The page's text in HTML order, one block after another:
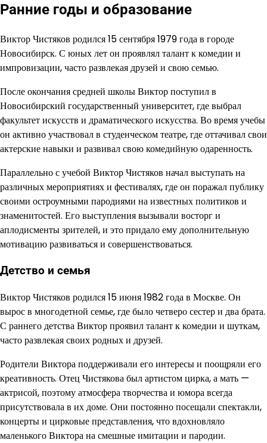
Ранние годы и образование
Виктор Чистяков родился 15 сентября 1979 года в городе
Новосибирск. С юных лет он проявлял талант к комедии и
импровизации, часто развлекая друзей и свою семью.
После окончания средней школы Виктор поступил в
Новосибирский государственный университет, где выбрал
факультет искусств и драматического искусства. Во время учебы
он активно участвовал в студенческом театре, где оттачивал свои
актерские навыки и развивал свою комедийную одаренность.
Параллельно с учебой Виктор Чистяков начал выступать на
различных мероприятиях и фестивалях, где он поражал публику
своими остроумными пародиями на известных политиков и
знаменитостей. Его выступления вызывали восторг и
аплодисменты зрителей, и это придало ему дополнительную
мотивацию развиваться и совершенствоваться.
Детство и семья
Виктор Чистяков родился 15 июня 1982 года в Москве. Он
вырос в многодетной семье, где было четверо сестер и два брата.
С раннего детства Виктор проявил талант к комедии и шуткам,
часто развлекая своих родных и друзей.
Родители Виктора поддерживали его интересы и поощряли его
креативность. Отец Чистякова был артистом цирка, а мать —
актрисой, поэтому атмосфера творчества и юмора всегда
присутствовала в их доме. Они постоянно посещали спектакли,
концерты и цирковые представления, что вдохновляло
маленького Виктора на смешные имитации и пародии.